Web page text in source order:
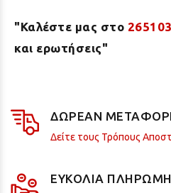
"Καλέστε μας στο
και ερωτήσεις"
ΔΩΡΕΑΝ
Δείτε τους Τρόπους
ΕΥΚΟΛΙΑ